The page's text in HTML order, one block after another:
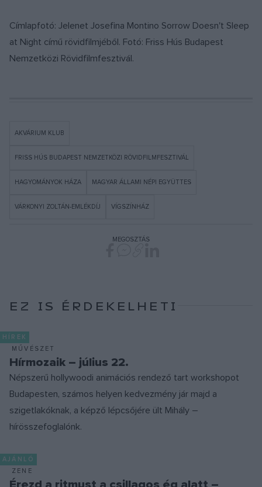
Címlapfotó: Jelenet Josefina Montino Sorrow Doesn't Sleep
at Night című rövidfilmjéből. Fotó: Friss Hús Budapest
Nemzetközi Rövidfilmfesztivál.
AKVÁRIUM KLUB
FRISS HÚS BUDAPEST NEMZETKÖZI RÖVIDFILMFESZTIVÁL
HAGYOMÁNYOK HÁZA MAGYAR ÁLLAMI NÉPI EGYÜTTES
VÁRKONYI ZOLTÁN-EMLÉKDÍJ VÍGSZÍNHÁZ
MEGOSZTÁS
EZ IS ÉRDEKELHETI
HÍREK
MŰVÉSZET
Hírmozaik – július 22.
Népszerű hollywoodi animációs rendező tart workshopot
Budapesten, számos helyen kedvezmény jár majd a
szigetlakóknak, a képző lépcsőjére ült Mihály –
hírösszefoglalónk.
AJÁNLÓ
ZENE